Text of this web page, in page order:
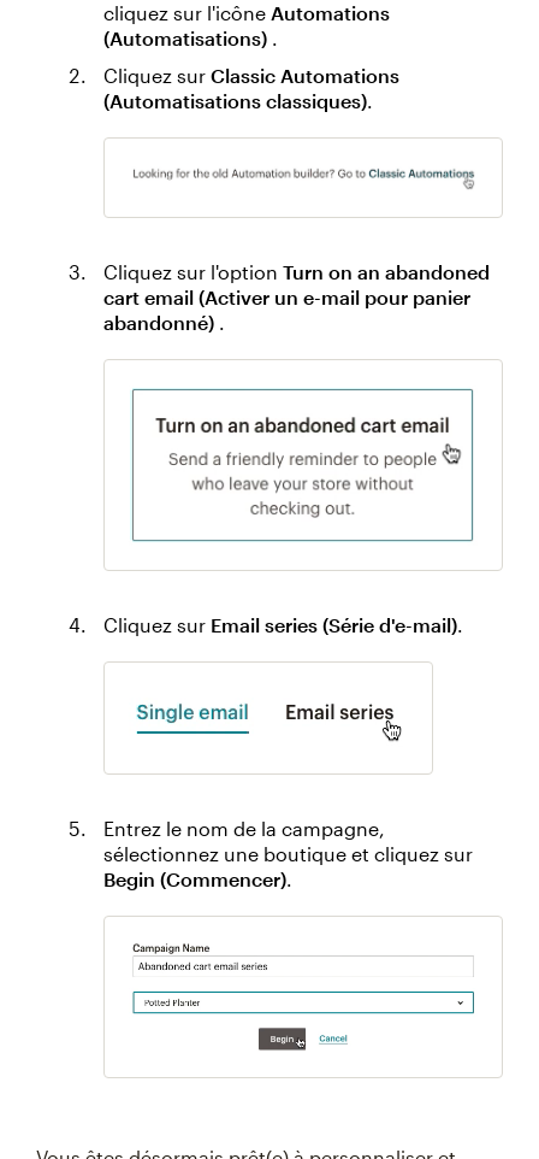
cliquez sur l'icône Automations
(Automatisations) .
Cliquez sur Classic Automations
(Automatisations classiques).
Cliquez sur l'option Turn on an abandoned
cart email (Activer un e-mail pour panier
abandonné)
Cliquez sur Email series (Série d'e-mail).
Entrez le nom de la campagne,
sélectionnez une boutique et cliquez sur
Begin (Commencer).